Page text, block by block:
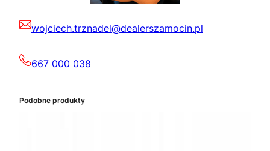
wojciech.trznadel@dealerszamocin.pl
667 000 038
Podobne produkty